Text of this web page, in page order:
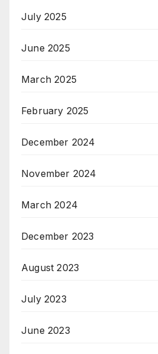
July 2025
June 2025
March 2025
February 2025
December 2024
November 2024
March 2024
December 2023
August 2023
July 2023
June 2023